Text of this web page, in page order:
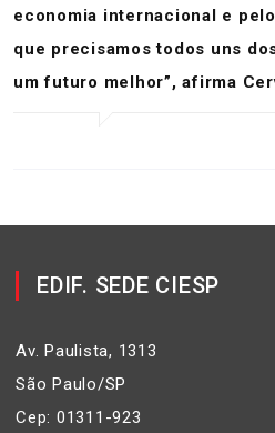
economia internacional e
que precisamos todos uns
um futuro melhor”, afirma
EDIF. SEDE CIESP
Av. Paulista, 1313
São Paulo/SP
Cep: 01311-923